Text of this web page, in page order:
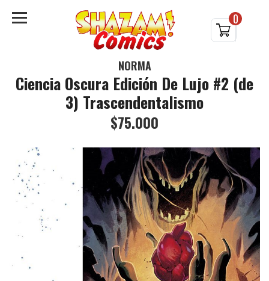
0
NORMA
Ciencia Oscura Edición De Lujo #2 (de
3) Trascendentalismo
$75.000